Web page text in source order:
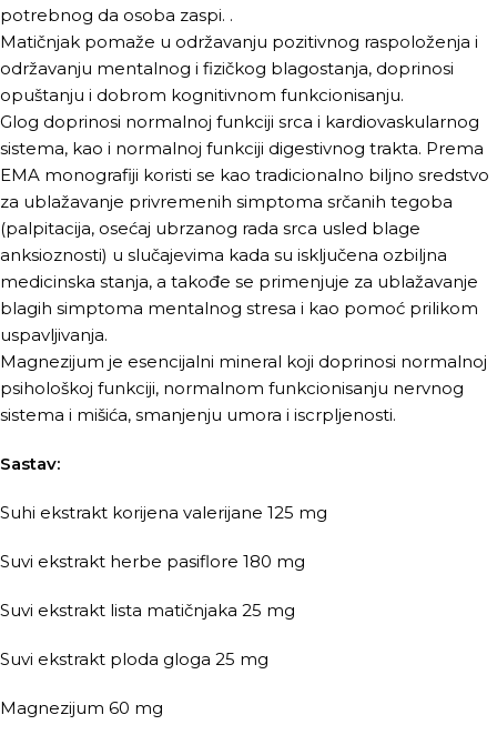
potrebnog da osoba zaspi. .
Matičnjak pomaže u održavanju pozitivnog raspoloženja i
održavanju mentalnog i fizičkog blagostanja, doprinosi
opuštanju i dobrom kognitivnom funkcionisanju.
Glog doprinosi normalnoj funkciji srca i kardiovaskularnog
sistema, kao i normalnoj funkciji digestivnog trakta. Prema
EMA monografiji koristi se kao tradicionalno biljno sredstvo
za ublažavanje privremenih simptoma srčanih tegoba
(palpitacija, osećaj ubrzanog rada srca usled blage
anksioznosti) u slučajevima kada su isključena ozbiljna
medicinska stanja, a takođe se primenjuje za ublažavanje
blagih simptoma mentalnog stresa i kao pomoć prilikom
uspavljivanja.
Magnezijum je esencijalni mineral koji doprinosi normalnoj
psihološkoj funkciji, normalnom funkcionisanju nervnog
sistema i mišića, smanjenju umora i iscrpljenosti.
Sastav:
Suhi ekstrakt korijena valerijane 125 mg
Suvi ekstrakt herbe pasiflore 180 mg
Suvi ekstrakt lista matičnjaka 25 mg
Suvi ekstrakt ploda gloga 25 mg
Magnezijum 60 mg